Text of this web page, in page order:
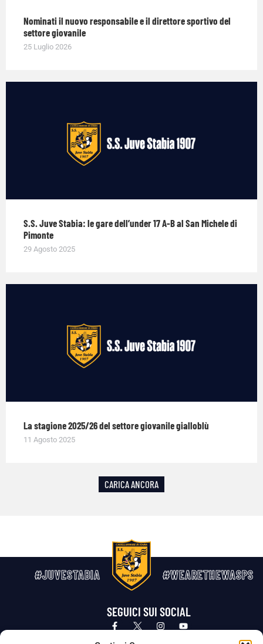
Nominati il nuovo responsabile e il direttore sportivo del
settore giovanile
25 Luglio 2026
S.S. Juve Stabia: le gare dell’under 17 A-B al San Michele di
Pimonte
29 Agosto 2025
La stagione 2025/26 del settore giovanile gialloblù
11 Agosto 2025
CARICA ANCORA
#JUVESTABIA #WEARETHEWASPS
SEGUICI SUI SOCIAL
Privacy Policy Cookie Policy